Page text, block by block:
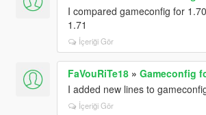
I compared gameconfig for
1.71
İçeriği Gör
FaVouRiTe18» Gameconfig
I added new lines to
İçeriği Gör